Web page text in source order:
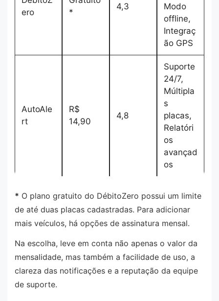
ero
*
4,3
Modo
offline,
Integraç
ão GPS
AutoAle
rt
R$
14,90
4,8
Suporte
24/7,
Múltipla
s
placas,
Relatóri
os
avançad
os
* O plano gratuito do DébitoZero possui um limite
de até duas placas cadastradas. Para adicionar
mais veículos, há opções de assinatura mensal.
Na escolha, leve em conta não apenas o valor da
mensalidade, mas também a facilidade de uso, a
clareza das notificações e a reputação da equipe
de suporte.